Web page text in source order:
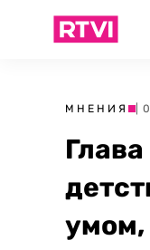
МНЕНИЯ |